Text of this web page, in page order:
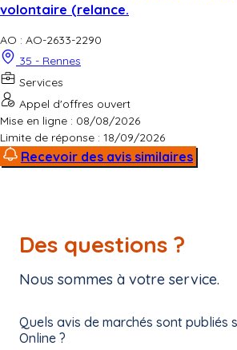
volontaire (relance.
AO : AO-2633-2290
35 - Rennes
Services
Appel d'offres ouvert
Mise en ligne : 08/08/2026
Limite de réponse : 18/09/2026
Recevoir des avis similaires
Des questions ?
Nous sommes à votre service.
Quels avis de marchés sont publiés
Online ?